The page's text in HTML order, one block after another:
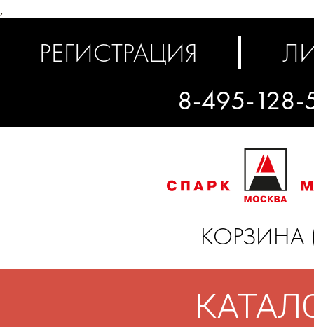
,
РЕГИСТРАЦИЯ
8-495-128-
КОРЗИНА